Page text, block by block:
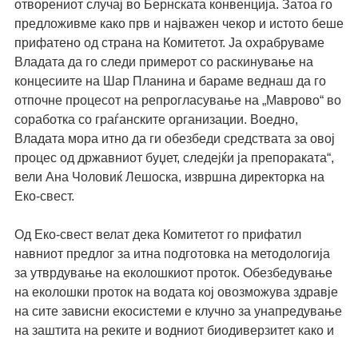
отворениот случај во Бернската конвенција. Затоа го
предложивме како прв и најважен чекор и истото беше
прифатено од страна на Комитетот. Ја охрабруваме
Владата да го следи примерот со раскинување на
концесиите на Шар Планина и бараме веднаш да го
отпочне процесот на репрогласување на „Маврово“ во
соработка со граѓанските организации. Воедно,
Владата мора итно да ги обезбеди средствата за овој
процес од државниот буџет, следејќи ја препораката“,
вели Ана Чоловиќ Лешоска, извршна директорка на
Еко-свест.
Од Еко-свест велат дека Комитетот го прифатил
навниот предлог за итна подготовка на методологија
за утврдување на еколошкиот проток. Обезбедување
на еколошки проток на водата кој овозможува здравје
на сите зависни екосистеми е клучно за унапредување
на заштита на реките и водниот биодиверзитет како и